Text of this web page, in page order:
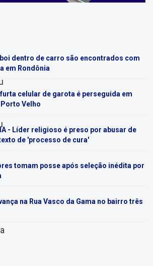
dentro de carro são encontrados com
em Rondônia
celular de garota é perseguida em
Velho
- Líder religioso é preso por abusar de
de 'processo de cura'
tomam posse após seleção inédita por
na Rua Vasco da Gama no bairro três